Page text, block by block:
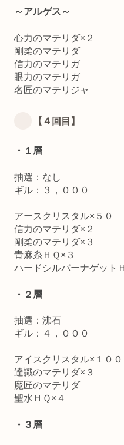
～アルゲス～
心力のマテリダ×２
剛柔のマテリダ
信力のマテリガ
眼力のマテリガ
名匠のマテリジャ
【４回目】
・１層
抽選：なし
ギル：３，０００
アースクリスタル×５０
信力のマテリダ×２
剛柔のマテリダ×３
青麻糸ＨＱ×３
ハードシルバーナゲット
・２層
抽選：沸石
ギル：４，０００
アイスクリスタル×１００
達識のマテリダ×３
魔匠のマテリダ
聖水ＨＱ×４
・３層